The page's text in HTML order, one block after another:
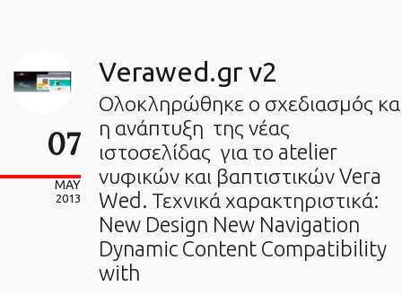
07
MAY
2013
Verawed.gr v2
Ολοκληρώθηκε ο σχεδιασμός
η ανάπτυξη της νέας
ιστοσελίδας για το atelier
νυφικών και βαπτιστικών Vera
Wed. Τεχνικά χαρακτηριστικά:
New Design New Navigation
Dynamic Content Compatibility
with